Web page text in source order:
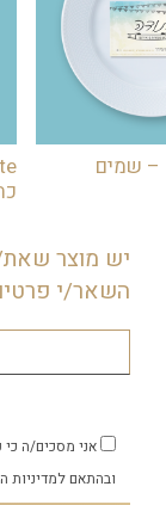
– שמים
יש מוצר
השאר/י
אני מסכים/ה כי
ובהתאם למדיניות